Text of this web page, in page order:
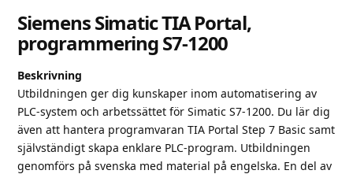
Siemens Simatic TIA Portal,
programmering S7-1200
Beskrivning
Utbildningen ger dig kunskaper inom automatisering av
PLC-system och arbetssättet för Simatic S7-1200. Du lär dig
även att hantera programvaran TIA Portal Step 7 Basic samt
självständigt skapa enklare PLC-program. Utbildningen
genomförs på svenska med material på engelska. En del av